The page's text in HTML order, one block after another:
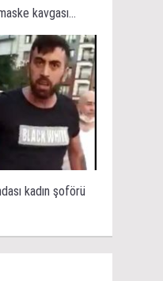
kavgası...
kadın şoförü